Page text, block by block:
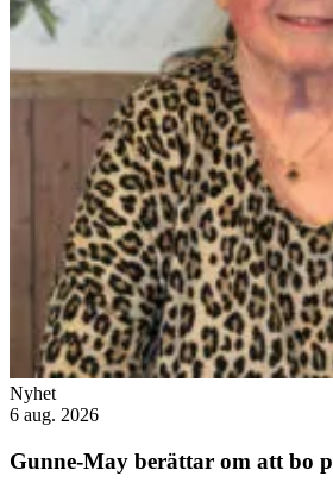
Nyhet
6 aug. 2026
Gunne-May berättar om att bo